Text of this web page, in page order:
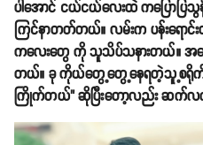
ပါအောင် ငယ်ငယ်လေးထဲ ကပြောပြ
ကြင်နာတတ်တယ်။ လမ်းက ပန်းရောင်
ကလေးတွေ ကို သူသိပ်သနားတယ်။ အမ
တယ်။ ခု ကိုယ်တွေ့တွေ့နေရတဲ့သူ့စရိုက်
ကြိုက်တယ်" ဆိုပြီးတော့လည်း ဆက်လက်